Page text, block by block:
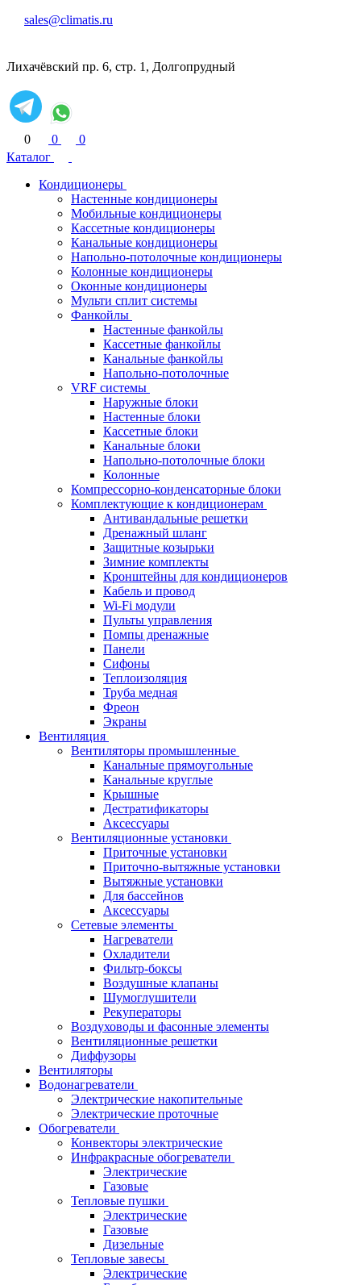
sales@climatis.ru
Лихачёвский пр. 6, стр. 1, Долгопрудный
0 0
0
Каталог
Кондиционеры
Настенные кондиционеры
Мобильные кондиционеры
Кассетные кондиционеры
Канальные кондиционеры
Напольно-потолочные кондиционеры
Колонные кондиционеры
Оконные кондиционеры
Мульти сплит системы
Фанкойлы
Настенные фанкойлы
Кассетные фанкойлы
Канальные фанкойлы
Напольно-потолочные
VRF системы
Наружные блоки
Настенные блоки
Кассетные блоки
Канальные блоки
Напольно-потолочные блоки
Колонные
Компрессорно-конденсаторные блоки
Комплектующие к кондиционерам
Антивандальные решетки
Дренажный шланг
Защитные козырьки
Зимние комплекты
Кронштейны для кондиционеров
Кабель и провод
Wi-Fi модули
Пульты управления
Помпы дренажные
Панели
Сифоны
Теплоизоляция
Труба медная
Фреон
Экраны
Вентиляция
Вентиляторы промышленные
Канальные прямоугольные
Канальные круглые
Крышные
Дестратификаторы
Аксессуары
Вентиляционные установки
Приточные установки
Приточно-вытяжные установки
Вытяжные установки
Для бассейнов
Аксессуары
Сетевые элементы
Нагреватели
Охладители
Фильтр-боксы
Воздушные клапаны
Шумоглушители
Рекуператоры
Воздуховоды и фасонные элементы
Вентиляционные решетки
Диффузоры
Вентиляторы
Водонагреватели
Электрические накопительные
Электрические проточные
Обогреватели
Конвекторы электрические
Инфракрасные обогреватели
Электрические
Газовые
Тепловые пушки
Электрические
Газовые
Дизельные
Тепловые завесы
Электрические